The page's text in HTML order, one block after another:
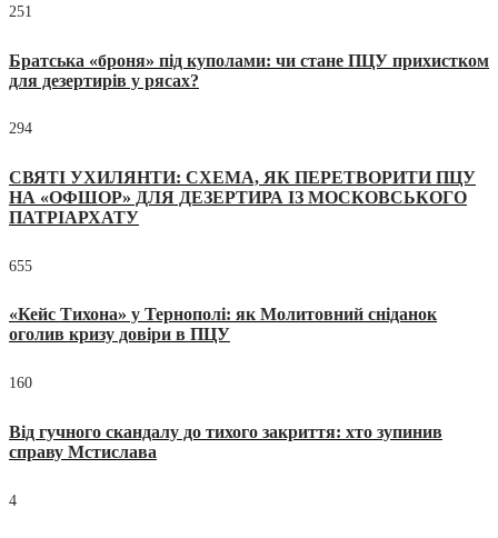
251
Братська «броня» під куполами: чи стане ПЦУ прихистком
для дезертирів у рясах?
294
СВЯТІ УХИЛЯНТИ: СХЕМА, ЯК ПЕРЕТВОРИТИ ПЦУ
НА «ОФШОР» ДЛЯ ДЕЗЕРТИРА ІЗ МОСКОВСЬКОГО
ПАТРІАРХАТУ
655
«Кейс Тихона» у Тернополі: як Молитовний сніданок
оголив кризу довіри в ПЦУ
160
Від гучного скандалу до тихого закриття: хто зупинив
справу Мстислава
4